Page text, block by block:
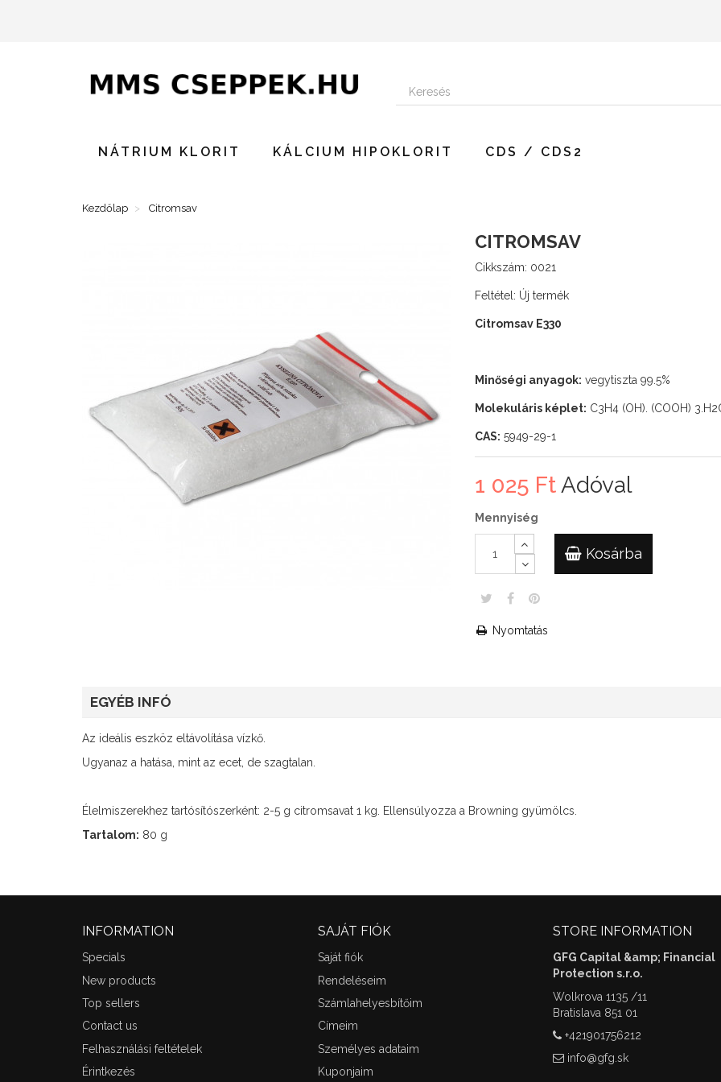
NÁTRIUM KLORIT KÁLCIUM HIPOKLORIT CDS / CDS2
Kezdőlap Citromsav
CITROMSAV
Cikkszám: 0021
Feltétel: Új termék
Citromsav E330
Minőségi anyagok: vegytiszta 99.5%
Molekuláris képlet: C3H4 (OH). (COOH)
CAS: 5949-29-1
1 025 Ft‎Adóval
Mennyiség
Kosárba
Nyomtatás
EGYÉB INFÓ
Az ideális eszköz eltávolítása vízkő.
Ugyanaz a hatása, mint az ecet, de szagtalan.
Élelmiszerekhez tartósítószerként: 2-5 g citromsavat 1 kg. Ellensúlyozza a Browning gyümölcs.
Tartalom: 80 g
INFORMATION
Specials
New products
Top sellers
Contact us
Felhasználási feltételek
Érintkezés
SAJÁT FIÓK
Saját fiók
Rendeléseim
Számlahelyesbítőim
Címeim
Személyes adataim
Kuponjaim
STORE INFORMATION
GFG Capital &amp; Financial
Protection s.r.o.
Wolkrova 1135 /11
Bratislava 851 01
+421901756212
info@gfg.sk